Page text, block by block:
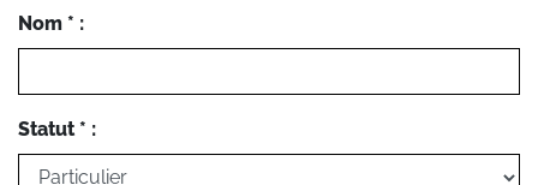
Nom * :
Statut * :